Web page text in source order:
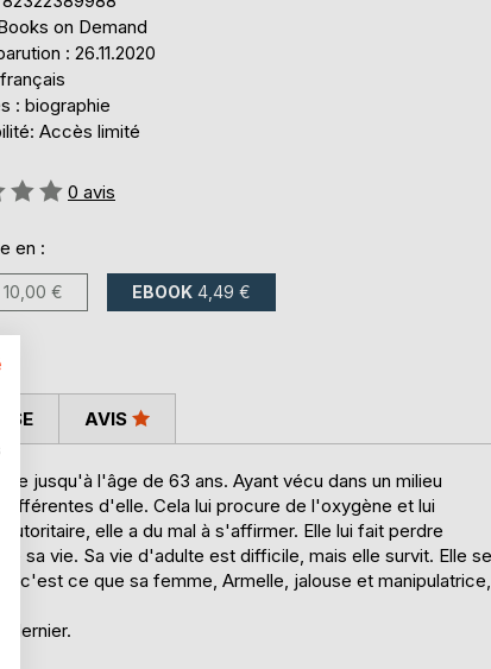
on Demand
: 26.11.2020
: biographie
Accès limité
0 avis
en :
10,00 € EBOOK 4,49 €
jusqu'à l'âge de 63 ans. Ayant vécu dans un milieu
d'elle. Cela lui procure de l'oxygène et lui
elle a du mal à s'affirmer. Elle lui fait perdre
sa vie. Sa vie d'adulte est difficile, mais elle survit. Elle se
c'est ce que sa femme, Armelle, jalouse et manipulatrice,
dernier.
AVIS